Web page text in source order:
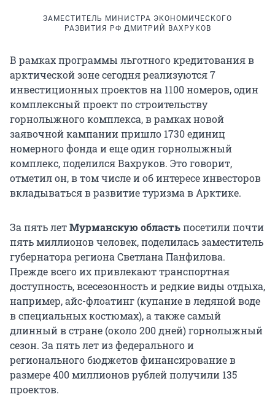
ЗАМЕСТИТЕЛЬ МИНИСТРА ЭКОНОМИЧЕСКОГО
РАЗВИТИЯ РФ ДМИТРИЙ ВАХРУКОВ
В рамках программы льготного кредитования в
арктической зоне сегодня реализуются 7
инвестиционных проектов на 1100 номеров, один
комплексный проект по строительству
горнолыжного комплекса, в рамках новой
заявочной кампании пришло 1730 единиц
номерного фонда и еще один горнолыжный
комплекс, поделился Вахруков. Это говорит,
отметил он, в том числе и об интересе инвесторов
вкладываться в развитие туризма в Арктике.
За пять летМурманскую областьпосетили почти
пять миллионов человек, поделилась заместитель
губернатора региона Светлана Панфилова.
Прежде всего их привлекают транспортная
доступность, всесезонность и редкие виды отдыха,
например, айс-флоатинг (купание в ледяной воде
в специальных костюмах), а также самый
длинный в стране (около 200 дней) горнолыжный
сезон. За пять лет из федерального и
регионального бюджетов финансирование в
размере 400 миллионов рублей получили 135
проектов.